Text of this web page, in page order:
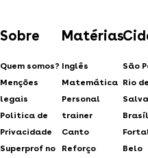
Sobre
Quem somos?
Menções
legais
Politica de
Privacidade
Superprof no
Matérias
Inglês
Matemática
Personal
trainer
Canto
Reforço
São
Rio
Belo